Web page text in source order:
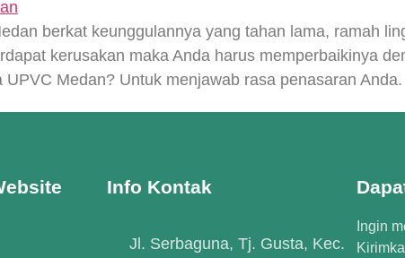
berkat keunggulannya yang tahan lama, ramah
kerusakan maka Anda harus memperbaikinya
Medan? Untuk menjawab rasa penasaran
Info Kontak
Jl. Serbaguna, Tj. Gusta, Kec.
Ingin